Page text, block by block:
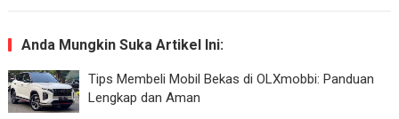
Anda Mungkin Suka Artikel Ini:
Tips Membeli Mobil Bekas di OLXmobbi: Panduan
Lengkap dan Aman